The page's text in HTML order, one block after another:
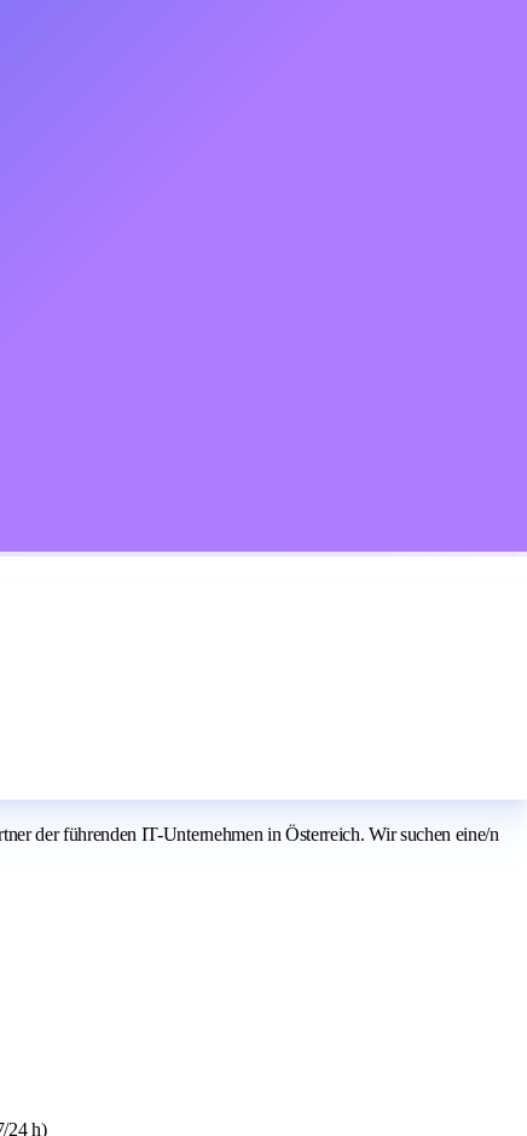
der führenden IT-Unternehmen in Österreich. Wir suchen eine/n
24 h)